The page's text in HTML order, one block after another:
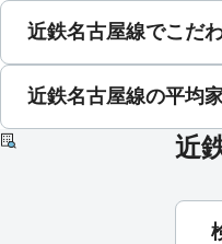
近鉄名古屋線でこだ
近鉄名古屋線の平均
近